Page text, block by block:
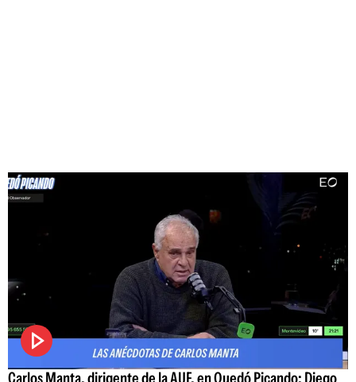
Carlos Manta, dirigente de la AUF, en Quedó Picando: Diego